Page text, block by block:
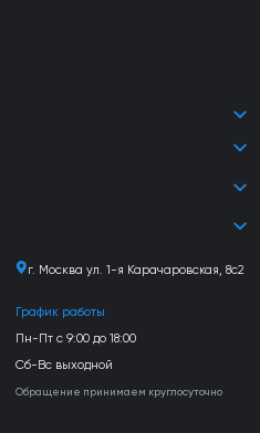
г. Москва ул. 1-я Карачаровская, 8с2
График работы
Пн-Пт с 9:00 до 18:00
Сб-Вс выходной
Обращение принимаем круглосуточно